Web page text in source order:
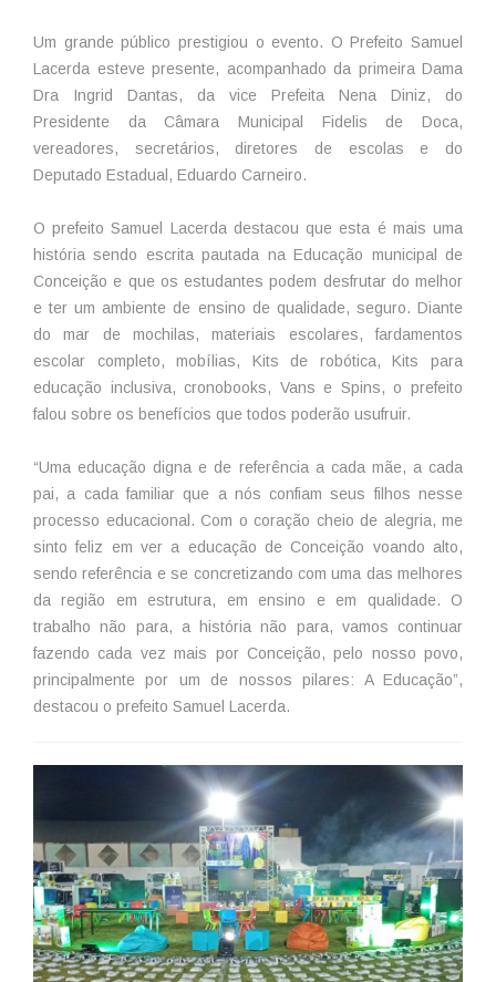
Um grande público prestigiou o evento. O Prefeito Samuel
Lacerda esteve presente, acompanhado da primeira Dama
Dra Ingrid Dantas, da vice Prefeita Nena Diniz, do
Presidente da Câmara Municipal Fidelis de Doca,
vereadores, secretários, diretores de escolas e do
Deputado Estadual, Eduardo Carneiro.
O prefeito Samuel Lacerda destacou que esta é mais uma
história sendo escrita pautada na Educação municipal de
Conceição e que os estudantes podem desfrutar do melhor
e ter um ambiente de ensino de qualidade, seguro. Diante
do mar de mochilas, materiais escolares, fardamentos
escolar completo, mobílias, Kits de robótica, Kits para
educação inclusiva, cronobooks, Vans e Spins, o prefeito
falou sobre os benefícios que todos poderão usufruir.
“Uma educação digna e de referência a cada mãe, a cada
pai, a cada familiar que a nós confiam seus filhos nesse
processo educacional. Com o coração cheio de alegria, me
sinto feliz em ver a educação de Conceição voando alto,
sendo referência e se concretizando com uma das melhores
da região em estrutura, em ensino e em qualidade. O
trabalho não para, a história não para, vamos continuar
fazendo cada vez mais por Conceição, pelo nosso povo,
principalmente por um de nossos pilares: A Educação”,
destacou o prefeito Samuel Lacerda.